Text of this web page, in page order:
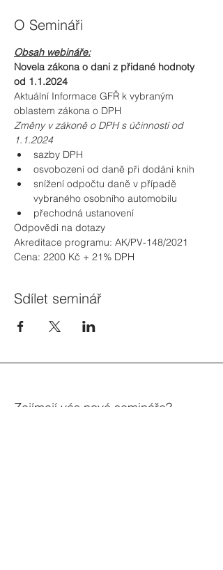
O Semináři
Obsah webináře:
Novela zákona o dani z přidané hodnoty
od 1.1.2024
Aktuální Informace GFŘ k vybraným
oblastem zákona o DPH
Změny v zákoně o DPH s účinností od
1.1.2024
sazby DPH
osvobození od daně při dodání knih
snížení odpočtu daně v případě
vybraného osobního automobilu
přechodná ustanovení
Odpovědi na dotazy
Akreditace programu: AK/PV-148/2021
Cena: 2200 Kč + 21% DPH
Sdílet seminář
Zajímají vás nové semináře?